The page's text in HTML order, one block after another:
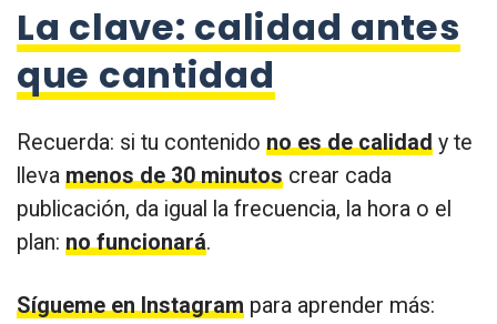
La clave: calidad antes
que cantidad
Recuerda: si tu contenido no es de calidad y te
lleva menos de 30 minutos crear cada
publicación, da igual la frecuencia, la hora o el
plan: no funcionará.
Sígueme en Instagram para aprender más: